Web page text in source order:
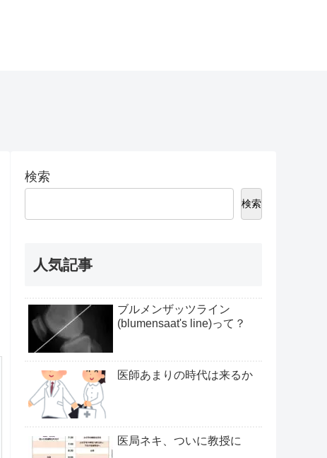
検索
検索
人気記事
ブルメンザッツライン
(blumensaat's line)って？
医師あまりの時代は来るか
医局ネキ、ついに教授に